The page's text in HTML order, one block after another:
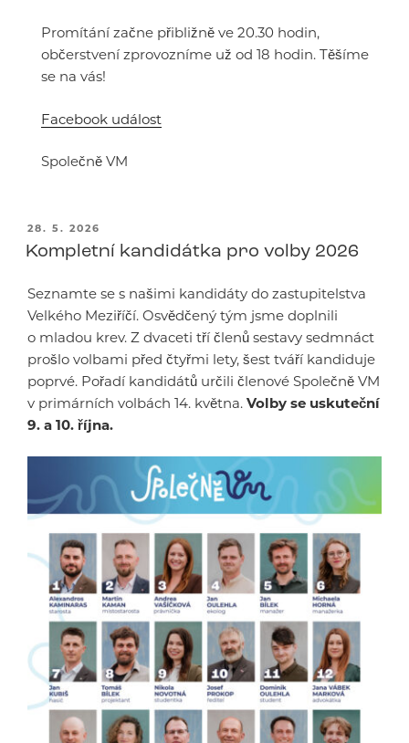
Promítání začne přibližně ve 20.30 hodin,
občerstvení zprovozníme už od 18 hodin. Těšíme
se na vás!
Facebook událost
Společně VM
PUBLIKOVÁNO
28. 5. 2026
Kompletní kandidátka pro volby 2026
Seznamte se s našimi kandidáty do zastupitelstva
Velkého Meziříčí. Osvědčený tým jsme doplnili
o mladou krev. Z dvaceti tří členů sestavy sedmnáct
prošlo volbami před čtyřmi lety, šest tváří kandiduje
poprvé. Pořadí kandidátů určili členové Společně VM
v primárních volbách 14. května. Volby se uskuteční
9. a 10. října.